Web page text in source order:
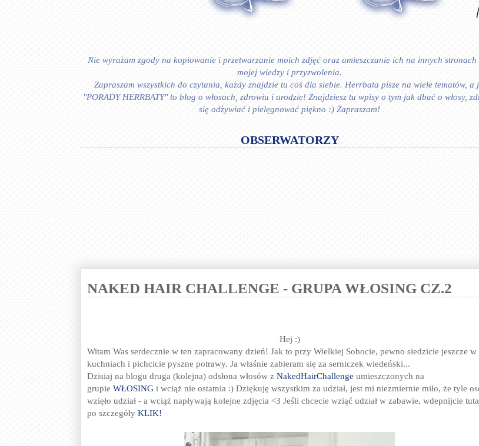
Nie wyrażam zgody na kopiowanie i przetwarzanie moich zdjęć oraz umieszczanie ich na innych stronach
mojej wiedzy i przyzwolenia.
Zapraszam wszystkich do czytania, każdy znajdzie tu coś dla siebie. Herrbata pisze na wiele tematów, a
"PORADY HERRBATY" to blog o włosach, zdrowiu i urodzie! Znajdziesz tu wpisy o tym jak dbać o włosy,
się odżywiać i pielęgnować piękno :) Zapraszam!
OBSERWATORZY
NAKED HAIR CHALLENGE - GRUPA WŁOSING CZ.2
Hej :)
Witam Was serdecznie w ten zapracowany dzień! Jak to przy Wielkiej Sobocie, pewno siedzicie jeszcze w
kuchniach i pichcicie pyszne potrawy. Ja właśnie zabieram się za serniczek wiedeński...
Dzisiaj na blogu druga (kolejna) odsłona włosów z NakedHairChallenge umieszczonych na
grupie WŁOSING i wciąż nie ostatnia :) Dziękuję wszystkim za udział, jest mi niezmiernie miło, że tyle
wzięło udział - a wciąż napływają kolejne zdjęcia <3 Jeśli chcecie wziąć udział w zabawie, wdepnijcie
po szczegóły KLIK!